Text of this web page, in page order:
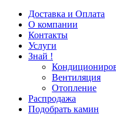
Доставка и Оплата
О компании
Контакты
Услуги
Знай !
Вентиляция
Отопление
Распродажа
Подобрать камин